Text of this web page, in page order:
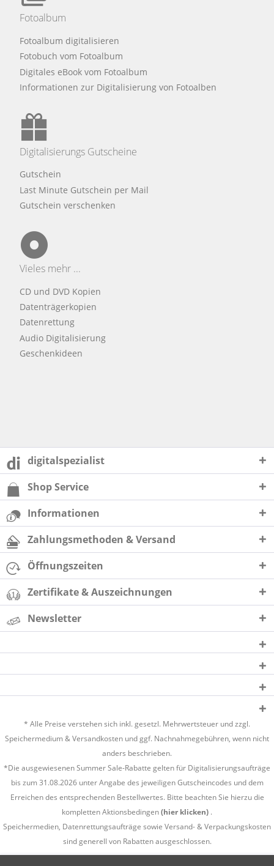
Fotoalbum
Fotoalbum digitalisieren
Fotobuch vom Fotoalbum
Digitales eBook vom Fotoalbum
Informationen zur Digitalisierung von Fotoalben
Digitalisierungs Gutscheine
Gutschein
Last Minute Gutschein per Mail
Gutschein verschenken
Vieles mehr ...
CD und DVD Kopien
Datenträgerkopien
Datenrettung
Audio Digitalisierung
Geschenkideen
digitalspezialist
Shop Service
Informationen
Zahlungsmethoden & Versand
Öffnungszeiten
Zertifikate & Auszeichnungen
Newsletter
* Alle Preise verstehen sich inkl. gesetzl. Mehrwertsteuer und zzgl.
Speichermedium &Versandkosten und ggf. Nachnahmegebühren, wenn nicht
anders beschrieben.
*Die ausgewiesenen Summer Sale-Rabatte gelten für Digitalisierungsaufträge
bis zum 31.08.2026 unter Angabe des jeweiligen Gutscheincodes und dem
Erreichen des entsprechenden Bestellwertes. Bitte beachten Sie hierzu die
kompletten Aktionsbedingen(hier klicken) .
Speichermedien, Datenrettungsaufträge sowie Versand- & Verpackungskosten
sind generell von Rabatten ausgeschlossen.